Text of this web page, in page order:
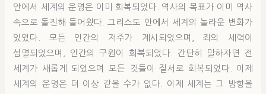
안에서 세계의 운명은 이미 회복되었다. 역사의 목표가 이미 역사
속으로 돌진해 들어왔다. 그리스도 안에서 세계의 놀라운 변화가
있었다. 모든 인간의 저주가 계시되었으며, 죄의 세력이
섬멸되었으며, 인간의 구원이 회복되었다. 간단히 말하자면 전
세계가 새롭게 되었으며 모든 것들이 질서로 회복되었다. 이제
세계의 운명은 더 이상 같을 수가 없다. 이제 세계는 그 방향을